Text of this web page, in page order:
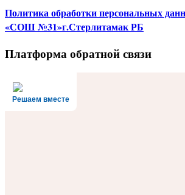
Политикаобработки персональных
«СОШ №31»г.Стерлитамак РБ
Платформа обратной связи
Решаем вместе